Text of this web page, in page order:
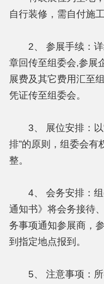
自行装修，需自付施
2、 参展手续：详
章回传至组委会,参展
展费及其它费用汇至
凭证传至组委会。
3、 展位安排：以“
排”的原则，组委会有
整。
4、 会务安排：组
通知书》将会务接待
务事项通知参展商，
到指定地点报到。
5、 注意事项：所